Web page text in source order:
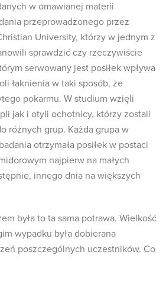
w omawianej materii
przeprowadzonego przez
University, którzy w jednym z
sprawdzić czy rzeczywiście
serwowany jest posiłek wpływa
łaknienia w taki sposób, że
pokarmu. W studium wzięli
jak i otyli ochotnicy, którzy zostali
różnych grup. Każda grupa w
otrzymała posiłek w postaci
najpierw na małych
innego dnia na większych
była to ta sama potrawa. Wielkość
wypadku była dobierana
poszczególnych uczestników. Co